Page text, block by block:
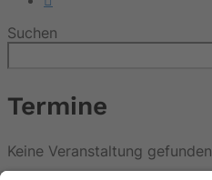
Suchen
Termine
Keine Veranstaltung gefunden